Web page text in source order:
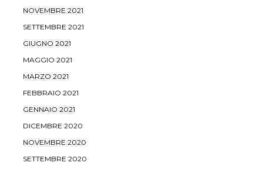
NOVEMBRE 2021
SETTEMBRE 2021
GIUGNO 2021
MAGGIO 2021
MARZO 2021
FEBBRAIO 2021
GENNAIO 2021
DICEMBRE 2020
NOVEMBRE 2020
SETTEMBRE 2020